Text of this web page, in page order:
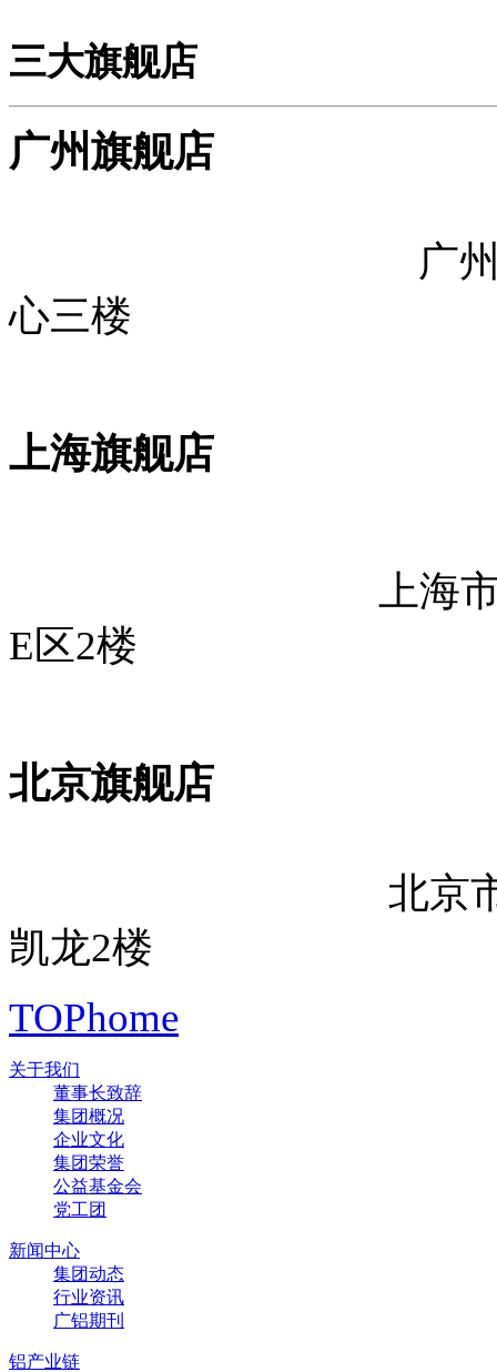
三大旗舰店
广州旗舰店
广州市番禺区
心三楼
上海旗舰店
上海
E区2楼
北京旗舰店
北京
凯龙2楼
TOPhome
关于我们
董事长致辞
集团概况
企业文化
集团荣誉
公益基金会
党工团
新闻中心
集团动态
行业资讯
广铝期刊
铝产业链